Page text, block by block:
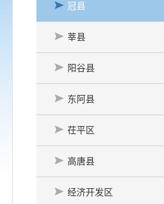
冠县
莘县
阳谷县
东阿县
茌平区
高唐县
经济开发区